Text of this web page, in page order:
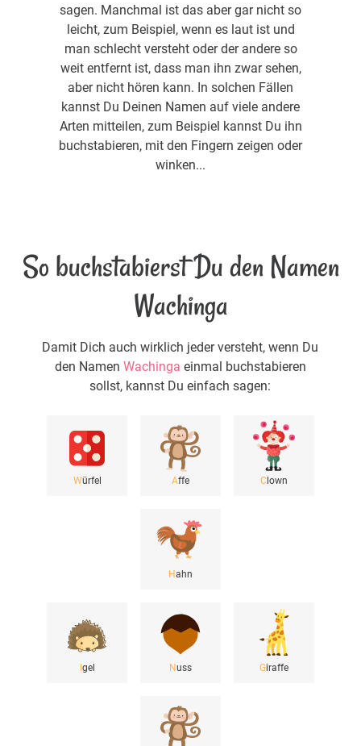
sagen. Manchmal ist das aber gar nicht so
leicht, zum Beispiel, wenn es laut ist und
man schlecht versteht oder der andere so
weit entfernt ist, dass man ihn zwar sehen,
aber nicht hören kann. In solchen Fällen
kannst Du Deinen Namen auf viele andere
Arten mitteilen, zum Beispiel kannst Du ihn
buchstabieren, mit den Fingern zeigen oder
winken...
So buchstabierst Du den Namen
Wachinga
Damit Dich auch wirklich jeder versteht, wenn Du
den Namen Wachinga einmal buchstabieren
sollst, kannst Du einfach sagen:
Würfel Affe Clown
Hahn
Igel Nuss Giraffe